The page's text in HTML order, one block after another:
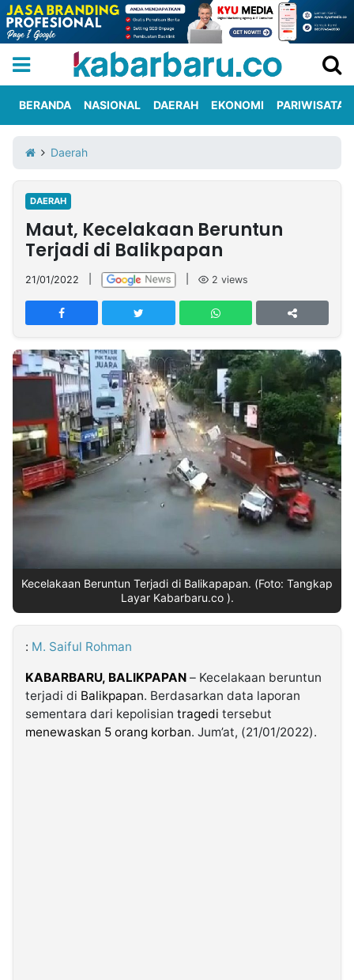
Iklan
Berita
Kami
Nasional
International
Olahraga
Entertainment
Daerah
Pariwisata
Kuliner
Kolom
Network
PT
TREETAN
MULTIMEDIA
INDONESIA
Partner
Insight
NTB
Suara
Time
Lens
IDN
Daily
Jogja
Jalan
Rakyat
Idealita
News
Kita
Notice
Dinamikapost.com
Radar
Baru
Seedbacklink
BERANDA NASIONAL DAERAH EKONOMI PARIWISATA
Daerah
DAERAH
Maut, Kecelakaan Beruntun
Terjadi di Balikpapan
21/01/2022 2 views
Kecelakaan Beruntun Terjadi di Balikapapan. (Foto: Tangkap
Layar Kabarbaru.co ).
: M. Saiful Rohman
KABARBARU, BALIKPAPAN – Kecelakaan beruntun
terjadi di Balikpapan. Berdasarkan data laporan
sementara dari kepolisian tragedi tersebut
menewaskan 5 orang korban. Jum’at, (21/01/2022).